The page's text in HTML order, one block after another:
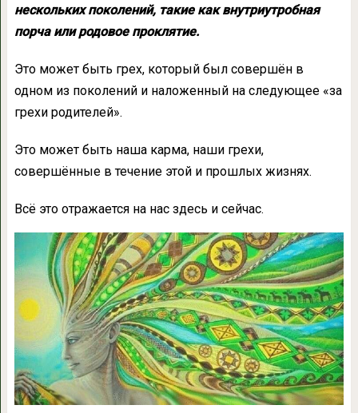
нескольких поколений, такие как внутриутробная
порча или родовое проклятие.
Это может быть грех, который был совершён в
одном из поколений и наложенный на следующее «за
грехи родителей».
Это может быть наша карма, наши грехи,
совершённые в течение этой и прошлых жизнях.
Всё это отражается на нас здесь и сейчас.